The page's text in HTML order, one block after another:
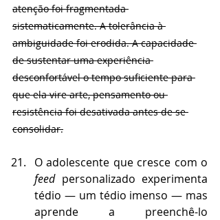
atenção foi fragmentada
sistematicamente. A tolerância à
ambiguidade foi erodida. A capacidade
de sustentar uma experiência
desconfortável o tempo suficiente para
que ela vire arte, pensamento ou
resistência foi desativada antes de se
consolidar.
feed personalizado experimenta
tédio — um tédio imenso — mas
aprende a preenchê-lo